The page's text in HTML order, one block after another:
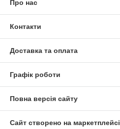
Про нас
Контакти
Доставка та оплата
Графік роботи
Повна версія сайту
Сайт створено на маркетплейсі